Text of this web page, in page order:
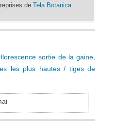
de Tela Botanica.
sortie de la gaine,
les plus hautes / tiges de